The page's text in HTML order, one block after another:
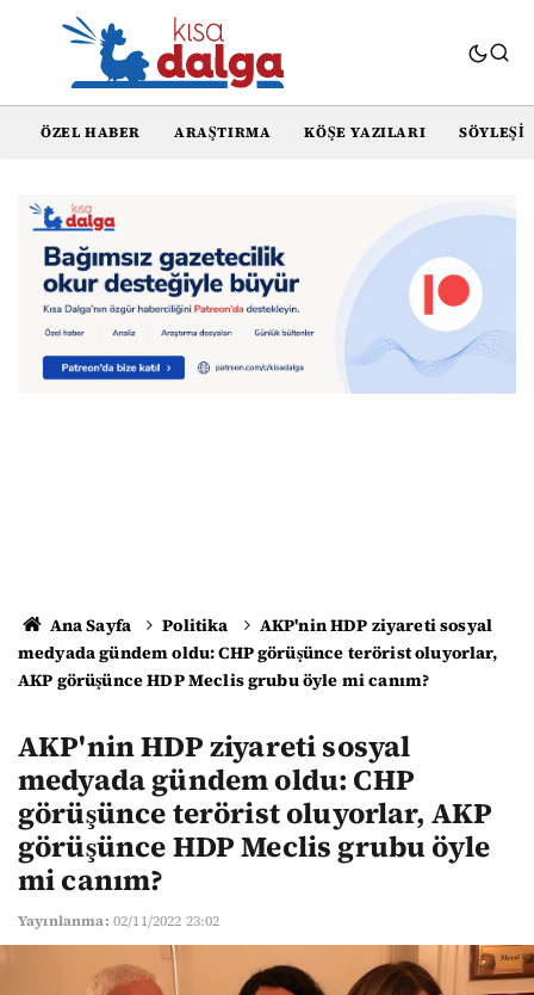
ÖZEL HABER ARAŞTIRMA KÖŞE YAZILARI SÖYLEŞI
Ana Sayfa Politika
AKP'nin HDP ziyareti sosyal
medyada gündem oldu: CHP görüşünce terörist oluyorlar,
AKP görüşünce HDP Meclis grubu öyle mi canım?
AKP'nin HDP ziyareti sosyal
medyada gündem oldu: CHP
görüşünce terörist oluyorlar, AKP
görüşünce HDP Meclis grubu öyle
mi canım?
Yayınlanma: 02/11/2022 23:02